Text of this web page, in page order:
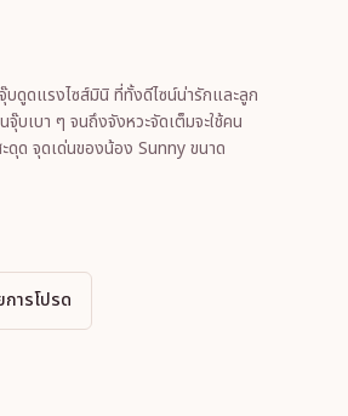
ดูดแรงไซส์มินิ ที่ทั้งดีไซน์น่ารักและลูก
เบา ๆ จนถึงจังหวะจัดเต็มจะใช้คน
ดเด่นของน้อง Sunny ขนาด
การโปรด